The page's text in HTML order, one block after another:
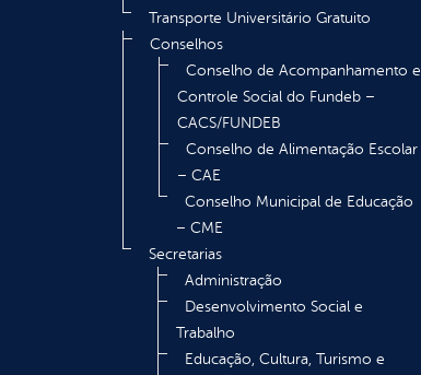
Transporte Universitário Gratuito
Conselhos
Conselho de Acompanhamento e
Controle Social do Fundeb –
CACS/FUNDEB
Conselho de Alimentação Escolar
– CAE
Conselho Municipal de Educação
– CME
Secretarias
Administração
Desenvolvimento Social e
Trabalho
Educação, Cultura, Turismo e